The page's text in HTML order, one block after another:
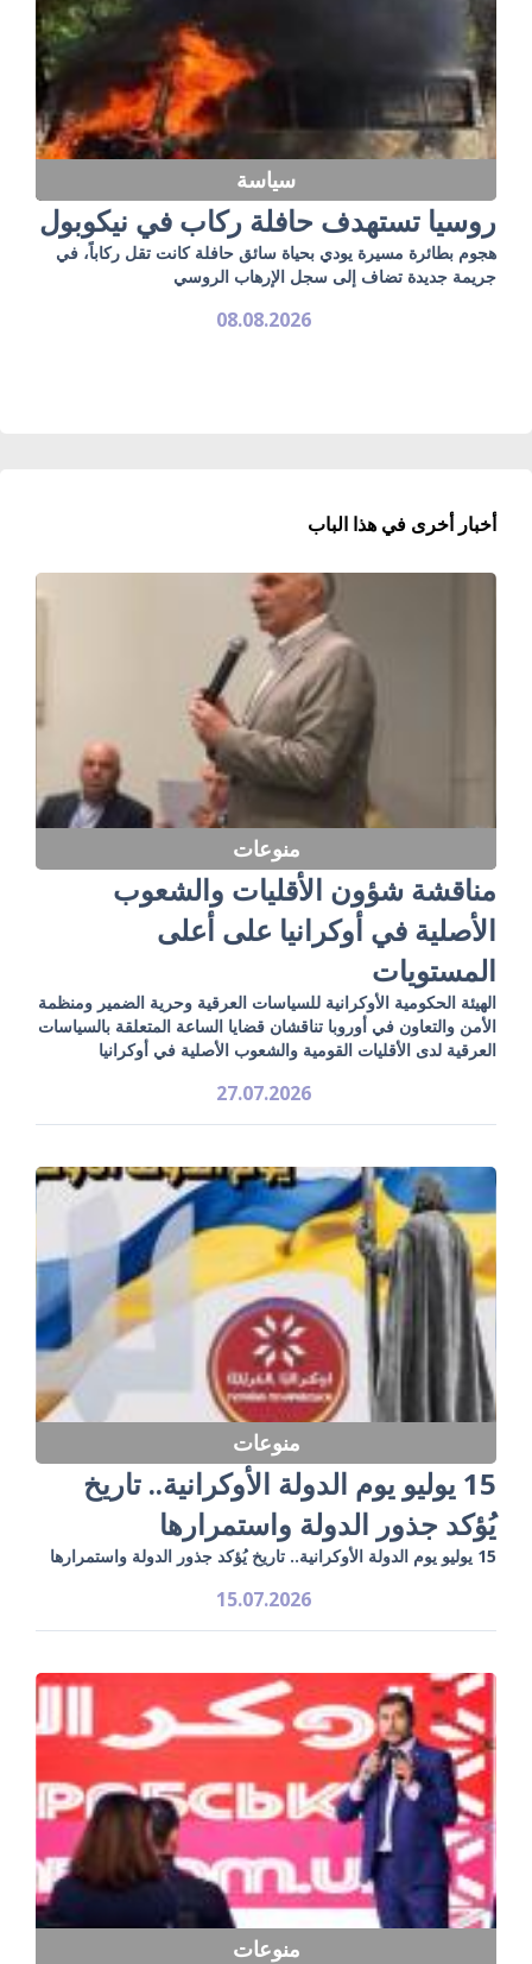
سياسة
روسيا تستهدف حافلة ركاب في نيكوبول
هجوم بطائرة مسيرة يودي بحياة سائق حافلة كانت تقل ركاباً، في
جريمة جديدة تضاف إلى سجل الإرهاب الروسي
08.08.2026
أخبار أخرى في هذا الباب
منوعات
مناقشة شؤون الأقليات والشعوب
الأصلية في أوكرانيا على أعلى
المستويات
الهيئة الحكومية الأوكرانية للسياسات العرقية وحرية الضمير ومنظمة
الأمن والتعاون في أوروبا تناقشان قضايا الساعة المتعلقة بالسياسات
العرقية لدى الأقليات القومية والشعوب الأصلية في أوكرانيا
27.07.2026
منوعات
15 يوليو يوم الدولة الأوكرانية.. تاريخ
يُؤكد جذور الدولة واستمرارها
15 يوليو يوم الدولة الأوكرانية.. تاريخ يُؤكد جذور الدولة واستمرارها
15.07.2026
منوعات